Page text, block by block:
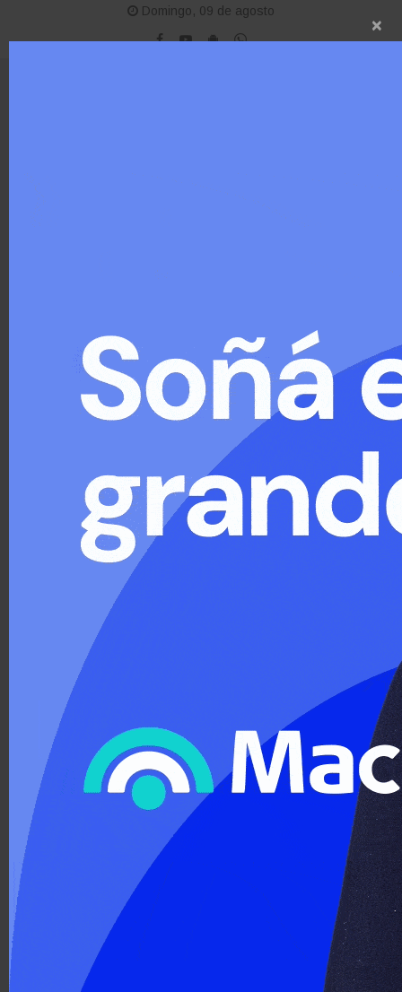
Domingo, 09 de agosto
ÚLTIMO MOMENTO :
Detectan cocaína oculta en carne que iba a ser entregada a
›
×